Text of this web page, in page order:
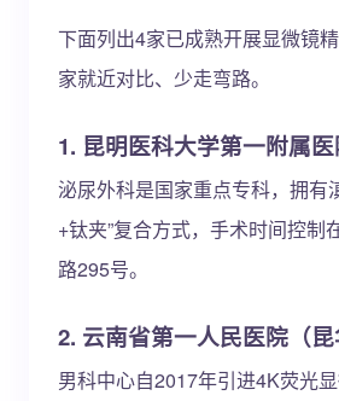
下面列出4家已成熟开展显微镜
家就近对比、少走弯路。
1. 昆明医科大学第一附属医
泌尿外科是国家重点专科，拥有
+钛夹”复合方式，手术时间控
路295号。
2. 云南省第一人民医院（昆
男科中心自2017年引进4K荧光